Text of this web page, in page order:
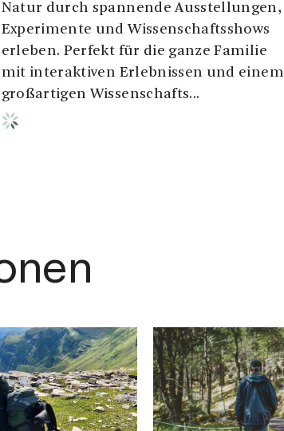
Natur durch spannende Ausstellungen,
Experimente und Wissenschaftsshows
erleben. Perfekt für die ganze Familie
mit interaktiven Erlebnissen und einem
großartigen Wissenschafts...